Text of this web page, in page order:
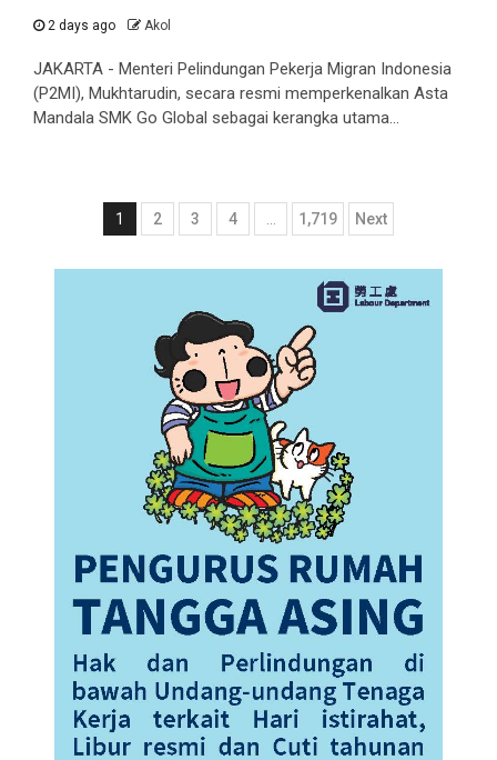
2 days ago Akol
JAKARTA - Menteri Pelindungan Pekerja Migran Indonesia
(P2MI), Mukhtarudin, secara resmi memperkenalkan Asta
Mandala SMK Go Global sebagai kerangka utama...
Posts
1 2 3 4 1,719 Next